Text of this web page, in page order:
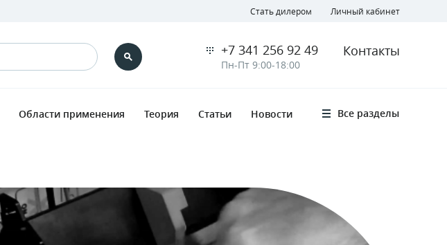
Стать дилером Личный кабинет
+7 341 256 92 49
Пн-Пт 9:00-18:00
Контакты
Области применения Теория Статьи Новости Все разделы